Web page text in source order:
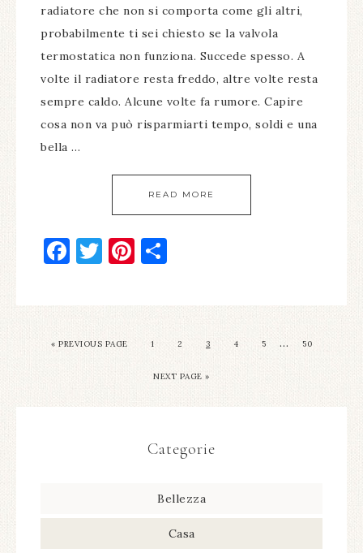
radiatore che non si comporta come gli altri,
probabilmente ti sei chiesto se la valvola
termostatica non funziona. Succede spesso. A
volte il radiatore resta freddo, altre volte resta
sempre caldo. Alcune volte fa rumore. Capire
cosa non va può risparmiarti tempo, soldi e una
bella …
READ MORE
Facebook
Twitter
Pinterest
« PREVIOUS PAGE 1 2 3 4 5 … 50
NEXT PAGE »
Categorie
Bellezza
Casa